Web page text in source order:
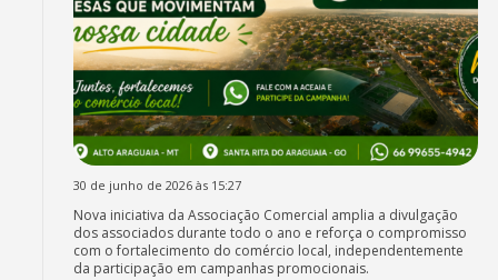
30 de junho de 2026 às 15:27
Nova iniciativa da Associação Comercial amplia a divulgação
dos associados durante todo o ano e reforça o compromisso
com o fortalecimento do comércio local, independentemente
da participação em campanhas promocionais.